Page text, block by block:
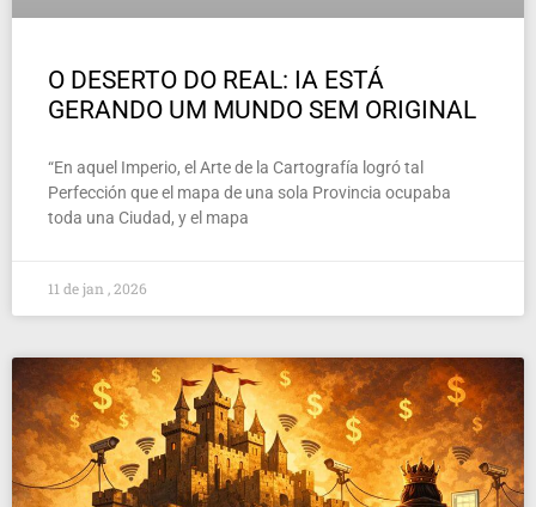
O DESERTO DO REAL: IA ESTÁ
GERANDO UM MUNDO SEM ORIGINAL
“En aquel Imperio, el Arte de la Cartografía logró tal
Perfección que el mapa de una sola Provincia ocupaba
toda una Ciudad, y el mapa
11 de jan , 2026